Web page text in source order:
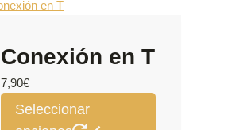
Conexión en T
7,90€
Seleccionar